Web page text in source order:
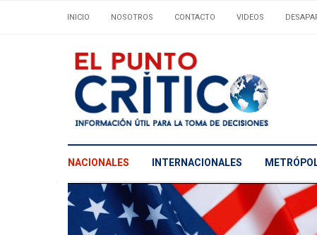
INICIO NOSOTROS CONTACTO VIDEOS
NACIONALES INTERNACIONALES